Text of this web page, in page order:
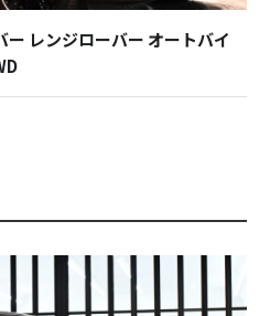
レンジローバー オートバイ